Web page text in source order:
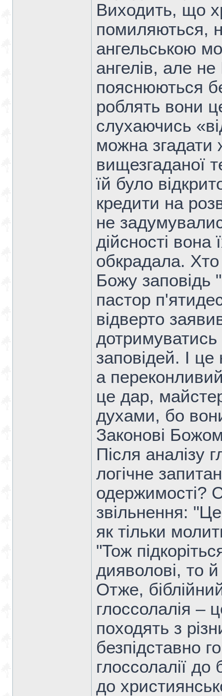
Виходить, що
помиляються,
ангельською
ангелів, але
пояснюються
роблять вони
слухаючись
можна згадати
вищезгаданої
їй було
кредити на
не
дійсності
обкрадала.
Божу заповідь
пастор
відверто
дотримуватись
заповідей. І
а
це дар,
духами, бо
Законові
Після аналізу
логічне
одержимості?
звільнення:
як тільки
"Тож
дияволові, то
Отже,
глоссолалія –
походять з
безпідставно
глоссолалії до
до